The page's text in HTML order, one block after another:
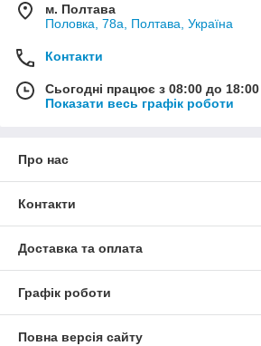
м. Полтава
Половка, 78а, Полтава, Україна
Контакти
Сьогодні працює з 08:00 до 18:00
Показати весь графік роботи
Про нас
Контакти
Доставка та оплата
Графік роботи
Повна версія сайту